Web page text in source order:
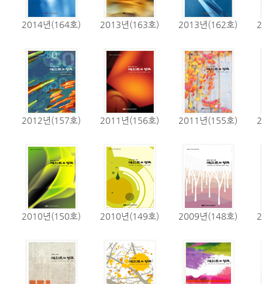
2014년(164호) 2013년(163호) 2013년(162호)
2012년(157호) 2011년(156호) 2011년(155호)
2010년(150호) 2010년(149호) 2009년(148호)